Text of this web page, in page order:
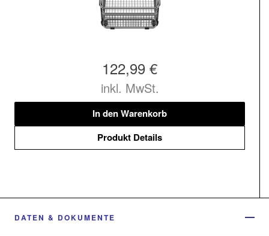
122,99 €
inkl. MwSt.
In den Warenkorb
Produkt Details
DATEN & DOKUMENTE